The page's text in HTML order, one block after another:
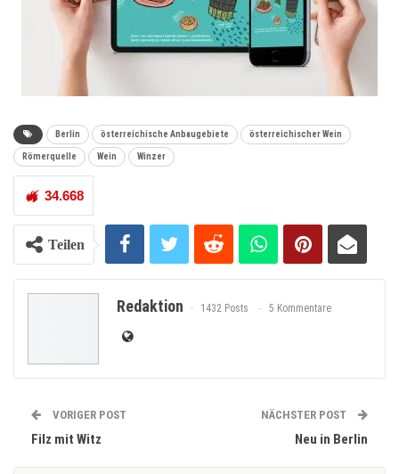
Berlin österreichische Anbaugebiete österreichischer Wein
Römerquelle Wein Winzer
34.668
Teilen
Redaktion 1432 Posts 5 Kommentare
VORIGER POST
Filz mit Witz
NÄCHSTER POST
Neu in Berlin